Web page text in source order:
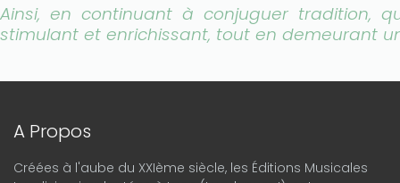
Ainsi, en continuant à conjuguer tradition,
stimulant et enrichissant, tout en demeurant
A Propos
Créées à l'aube du XXIème siècle, les Éditions Musicales